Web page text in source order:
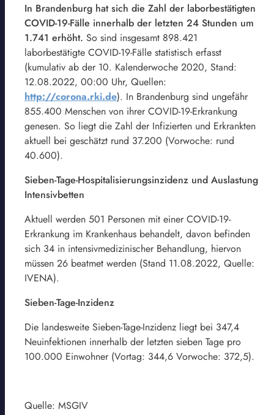
In Brandenburg hat sich die Zahl der laborbestätigten
COVID-19-Fälle innerhalb der letzten 24 Stunden um
1.741 erhöht. So sind insgesamt 898.421
laborbestätigte COVID-19-Fälle statistisch erfasst
(kumulativ ab der 10. Kalenderwoche 2020, Stand:
12.08.2022, 00:00 Uhr, Quellen:
http://corona.rki.de). In Brandenburg sind ungefähr
855.400 Menschen von ihrer COVID-19-Erkrankung
genesen. So liegt die Zahl der Infizierten und Erkrankten
aktuell bei geschätzt rund 37.200 (Vorwoche: rund
40.600).
Sieben-Tage-Hospitalisierungsinzidenz und Auslastung
Intensivbetten
Aktuell werden 501 Personen mit einer COVID-19-
Erkrankung im Krankenhaus behandelt, davon befinden
sich 34 in intensivmedizinischer Behandlung, hiervon
müssen 26 beatmet werden (Stand 11.08.2022, Quelle:
IVENA).
Sieben-Tage-Inzidenz
Die landesweite Sieben-Tage-Inzidenz liegt bei 347,4
Neuinfektionen innerhalb der letzten sieben Tage pro
100.000 Einwohner (Vortag: 344,6 Vorwoche: 372,5).
Quelle: MSGIV